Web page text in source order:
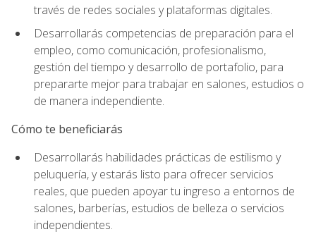
través de redes sociales y plataformas digitales.
Desarrollarás competencias de preparación para el
empleo, como comunicación, profesionalismo,
gestión del tiempo y desarrollo de portafolio, para
prepararte mejor para trabajar en salones, estudios o
de manera independiente.
Cómo te beneficiarás
Desarrollarás habilidades prácticas de estilismo y
peluquería, y estarás listo para ofrecer servicios
reales, que pueden apoyar tu ingreso a entornos de
salones, barberías, estudios de belleza o servicios
independientes.